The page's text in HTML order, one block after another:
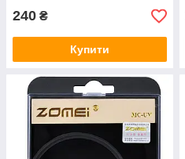
240 ₴
Купити